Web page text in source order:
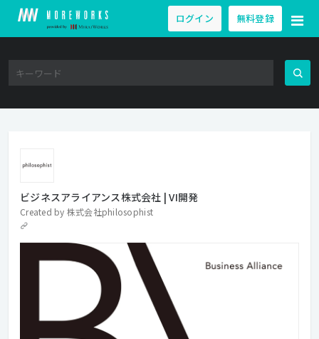
ログイン 無料登録
ビジネスアライアンス株式会社 | VI開発
Created by 株式会社philosophist